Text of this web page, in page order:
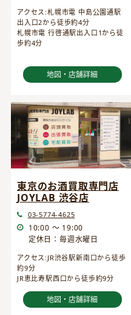
アクセス:札幌市電 中島公園通駅
出入口2から徒歩約4分
札幌市電 行啓通駅出入口1から徒
歩約4分
地図・店舗詳細
東京のお酒買取専門店
JOYLAB 渋谷店
03-5774-4625
10:00 ～ 19:00
定休日：毎週水曜日
アクセス:JR渋谷駅新南口から徒歩
約9分
JR恵比寿駅西口から徒歩約9分
地図・店舗詳細